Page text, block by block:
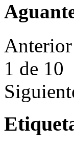
Anterior
1 de 10